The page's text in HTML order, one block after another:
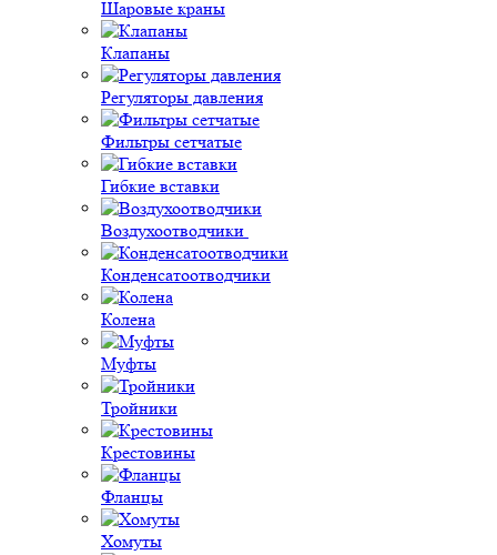
Шаровые краны
Клапаны
Регуляторы давления
Фильтры сетчатые
Гибкие вставки
Воздухоотводчики
Конденсатоотводчики
Колена
Муфты
Тройники
Крестовины
Фланцы
Хомуты